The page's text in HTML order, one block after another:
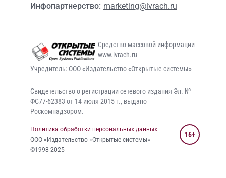
Инфопартнерство: marketing@lvrach.ru
Средство массовой информации
www.lvrach.ru
Учредитель: ООО «Издательство «Открытые системы»
Свидетельство о регистрации сетевого издания Эл. №
ФС77-62383 от 14 июля 2015 г., выдано
Роскомнадзором.
Политика обработки персональных данных
ООО «Издательство «Открытые системы»
©1998-2025
16+